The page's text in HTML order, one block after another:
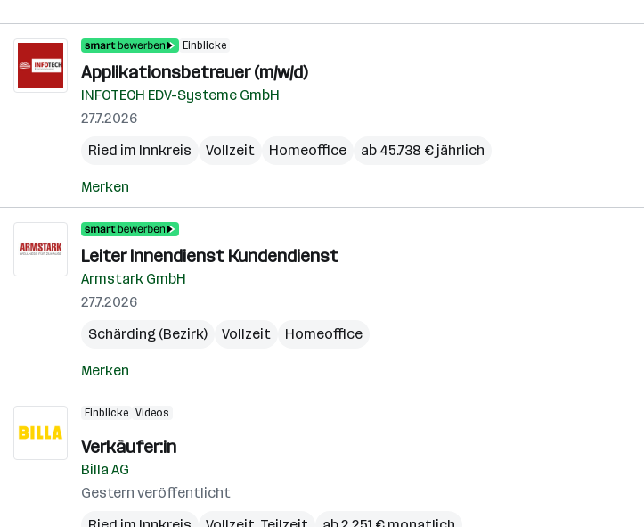
Einblicke
Applikationsbetreuer (m/w/d)
INFOTECH EDV-Systeme GmbH
27.7.2026
Ried im Innkreis
Vollzeit Homeoffice ab 45.738 € jährlich
Merken
Leiter Innendienst Kundendienst
Armstark GmbH
27.7.2026
Schärding (Bezirk)
Vollzeit Homeoffice
Merken
Einblicke Videos
Verkäufer:in
Billa AG
Gestern veröffentlicht